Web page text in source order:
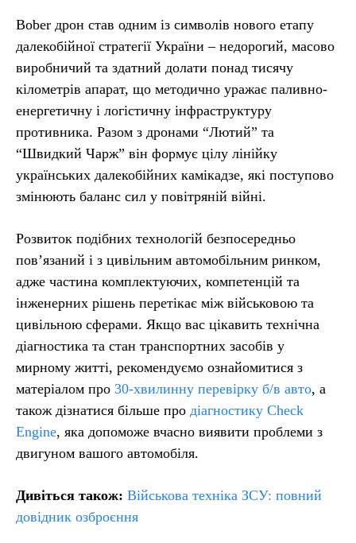
Bober дрон став одним із символів нового етапу
далекобійної стратегії України – недорогий, масово
виробничий та здатний долати понад тисячу
кілометрів апарат, що методично уражає паливно-
енергетичну і логістичну інфраструктуру
противника. Разом з дронами “Лютий” та
“Швидкий Чарж” він формує цілу лінійку
українських далекобійних камікадзе, які поступово
змінюють баланс сил у повітряній війні.
Розвиток подібних технологій безпосередньо
пов’язаний і з цивільним автомобільним ринком,
адже частина комплектуючих, компетенцій та
інженерних рішень перетікає між військовою та
цивільною сферами. Якщо вас цікавить технічна
діагностика та стан транспортних засобів у
мирному житті, рекомендуємо ознайомитися з
матеріалом про 30-хвилинну перевірку б/в авто, а
також дізнатися більше про діагностику Check
Engine, яка допоможе вчасно виявити проблеми з
двигуном вашого автомобіля.
Дивіться також: Військова техніка ЗСУ: повний
довідник озброєння